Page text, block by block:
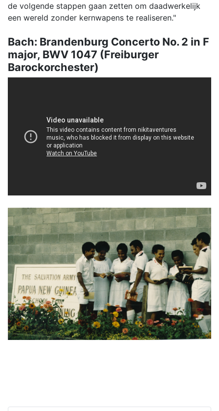
de volgende stappen gaan zetten om daadwerkelijk
een wereld zonder kernwapens te realiseren."
Bach: Brandenburg Concerto No. 2 in F
major, BWV 1047 (Freiburger
Barockorchester)